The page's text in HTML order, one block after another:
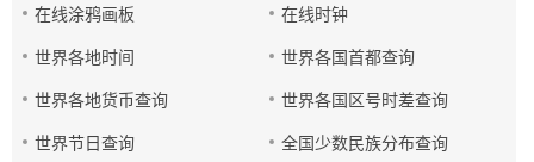
在线涂鸦画板 在线时钟
世界各地时间 世界各国首都查询
世界各地货币查询 世界各国区号时差查询
世界节日查询 全国少数民族分布查询